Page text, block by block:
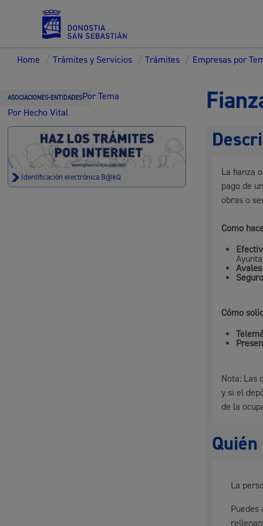
Servicios
Padrón y asuntos personales
Home / Trámites y Servicios / Trámites / Empresas por
ASOCIACIONES-ENTIDADESPor Tema
Por Hecho Vital
Identificación electrónica B@kQ
La fianza
pago de
obras o
Como
Avales
Cómo
Nota: Las
y si el
de la
La